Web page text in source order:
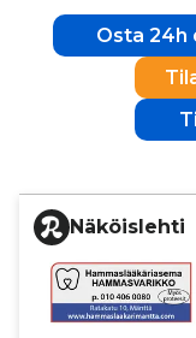
Osta 24h
Näköislehti